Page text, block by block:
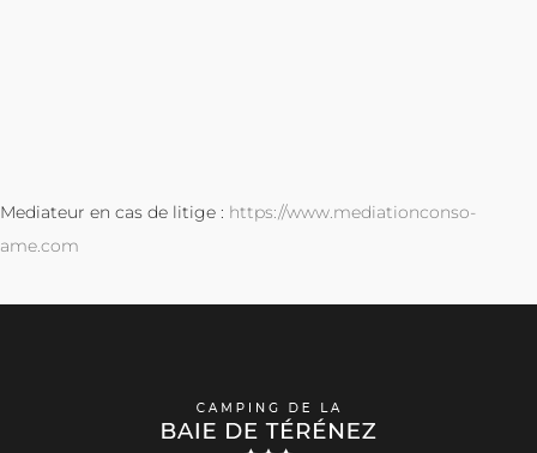
Mediateur en cas de litige : https://www.mediationconso-
ame.com